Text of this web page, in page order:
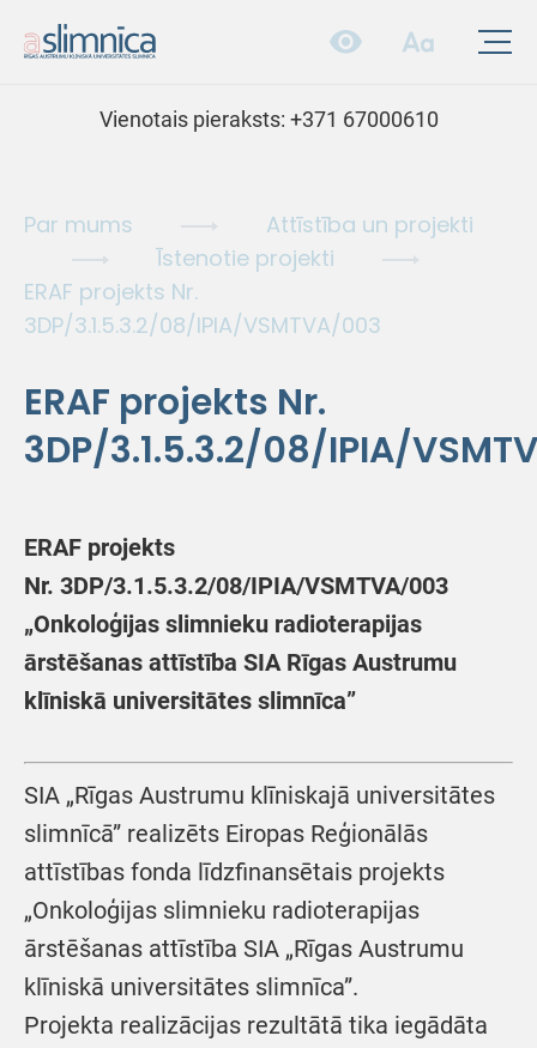
Vienotais pieraksts: +371 67000610
Par mums
Attīstība un projekti
Īstenotie projekti
ERAF projekts Nr.
3DP/3.1.5.3.2/08/IPIA/VSMTVA/003
ERAF projekts Nr.
3DP/3.1.5.3.2/08/IPIA/
ERAF projekts
Nr. 3DP/3.1.5.3.2/08/IPIA/VSMTVA/003
„Onkoloģijas slimnieku radioterapijas
ārstēšanas attīstība SIA Rīgas Austrumu
klīniskā universitātes slimnīca”
SIA „Rīgas Austrumu klīniskajā universitātes
slimnīcā” realizēts Eiropas Reģionālās
attīstības fonda līdzfinansētais projekts
„Onkoloģijas slimnieku radioterapijas
ārstēšanas attīstība SIA „Rīgas Austrumu
klīniskā universitātes slimnīca”.
Projekta realizācijas rezultātā tika iegādāta